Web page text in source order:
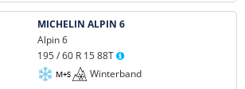
MICHELIN ALPIN 6
Alpin 6
195 / 60 R 15 88T
Winterband